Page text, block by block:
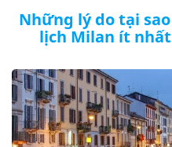
Những lý do tại
lịch Milan ít